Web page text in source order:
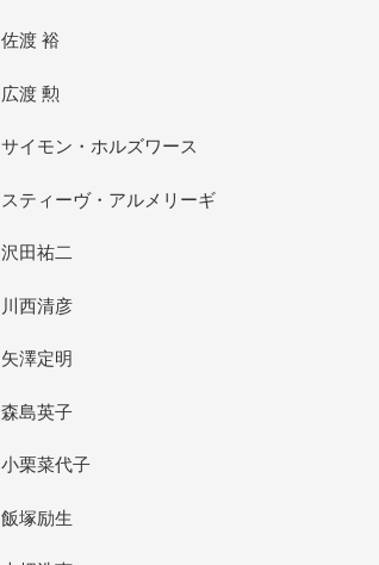
佐渡 裕
広渡 勲
サイモン・ホルズワース
スティーヴ・アルメリーギ
沢田祐二
川西清彦
矢澤定明
森島英子
小栗菜代子
飯塚励生